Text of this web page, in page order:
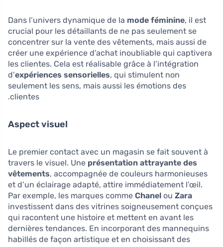
Dans l’univers dynamique de la mode féminine, il est
crucial pour les détaillants de ne pas seulement se
concentrer sur la vente des vêtements, mais aussi de
créer une expérience d’achat inoubliable qui captivera
les clientes. Cela est réalisable grâce à l’intégration
d’expériences sensorielles, qui stimulent non
seulement les sens, mais aussi les émotions des
clientes.
Aspect visuel
Le premier contact avec un magasin se fait souvent à
travers le visuel. Une présentation attrayante des
vêtements, accompagnée de couleurs harmonieuses
et d’un éclairage adapté, attire immédiatement l’œil.
Par exemple, les marques comme Chanel ou Zara
investissent dans des vitrines soigneusement conçues
qui racontent une histoire et mettent en avant les
dernières tendances. En incorporant des mannequins
habillés de façon artistique et en choisissant des